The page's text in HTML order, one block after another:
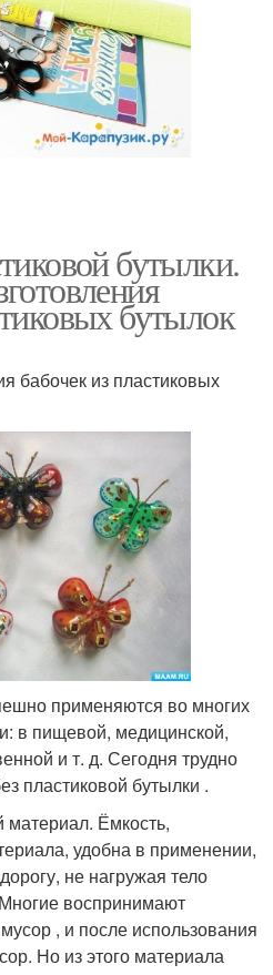
бутылки.
бутылок
бабочек из пластиковых
применяются во многих
в пищевой, медицинской,
и т. д. Сегодня трудно
пластиковой бутылки .
материал. Ёмкость,
удобна в применении,
не нагружая тело
воспринимают
, и после использования
Но из этого материала